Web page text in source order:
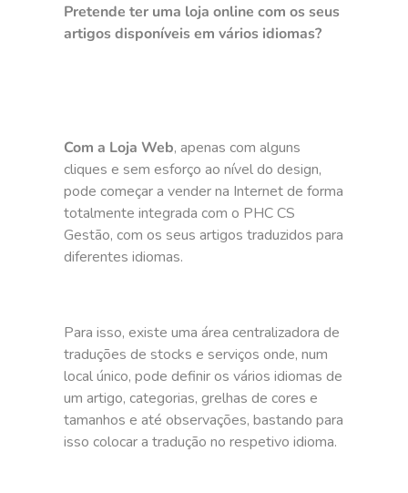
Pretende ter uma loja online com os seus
artigos disponíveis em vários idiomas?
Com a Loja Web, apenas com alguns
cliques e sem esforço ao nível do design,
pode começar a vender na Internet de forma
totalmente integrada com o PHC CS
Gestão, com os seus artigos traduzidos para
diferentes idiomas.
Para isso, existe uma área centralizadora de
traduções de stocks e serviços onde, num
local único, pode definir os vários idiomas de
um artigo, categorias, grelhas de cores e
tamanhos e até observações, bastando para
isso colocar a tradução no respetivo idioma.